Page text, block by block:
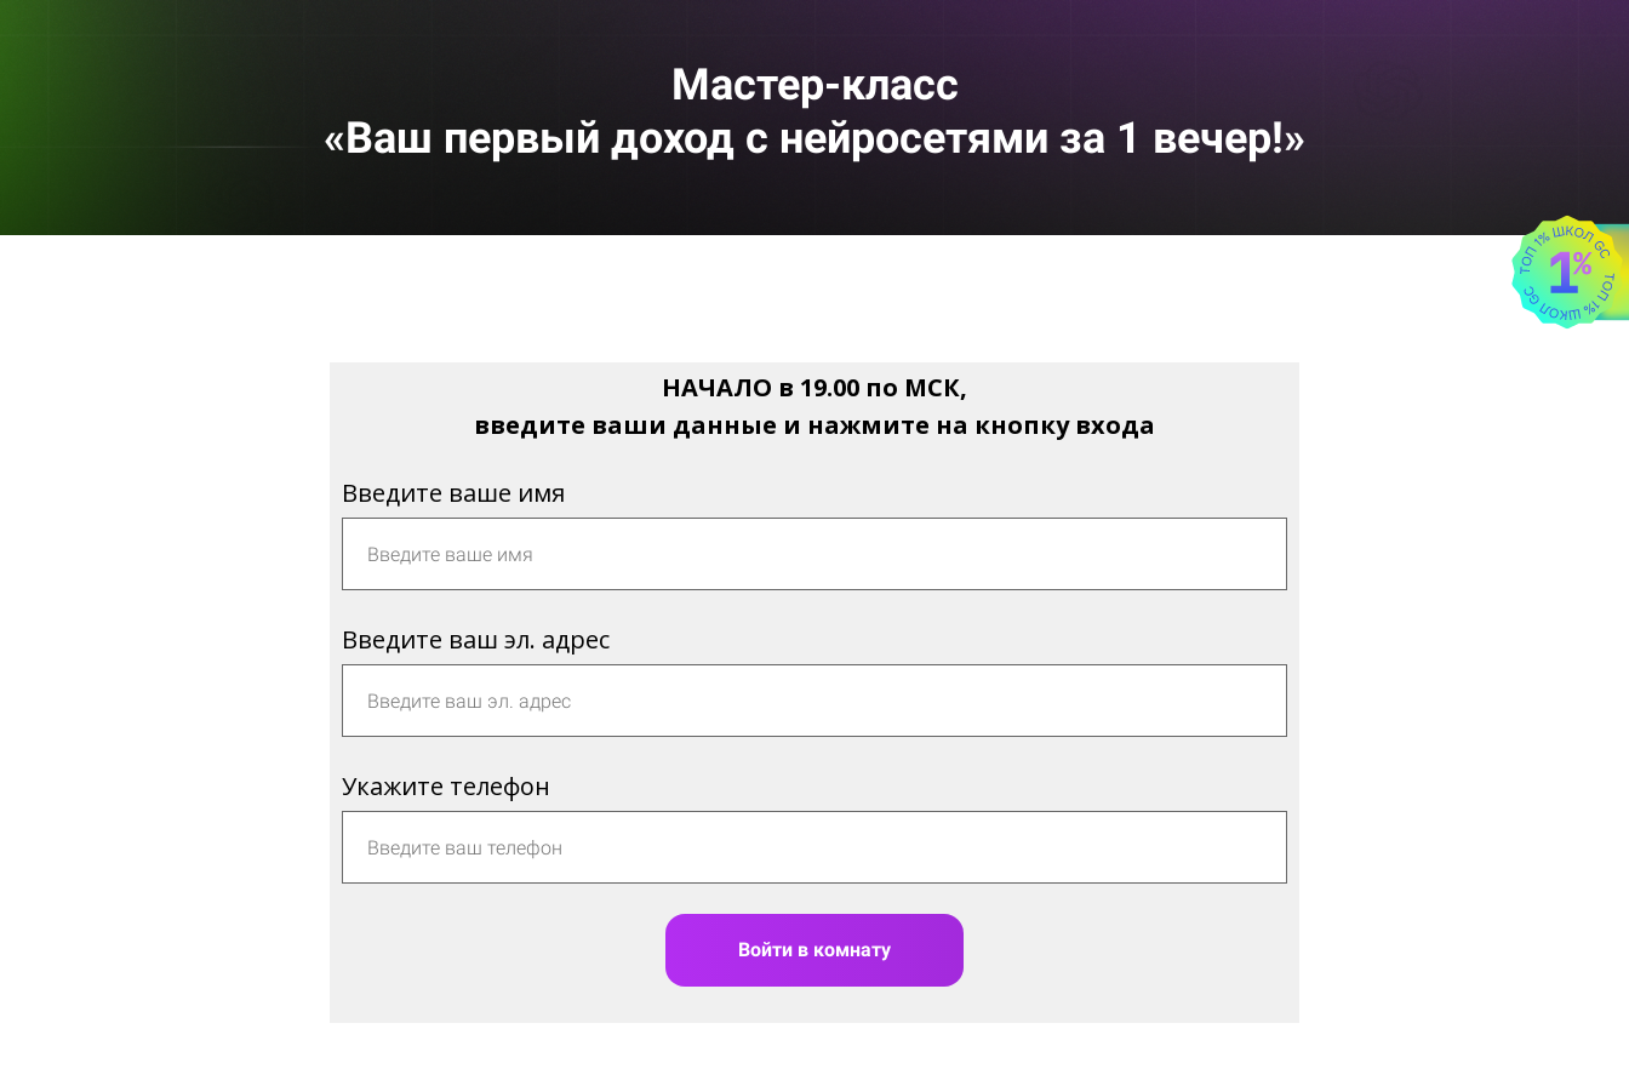
Мастер-класс
«Ваш первый дoход с нейросетями за 1 вечер!»
НАЧАЛО в 19.00 по МСК,
введите ваши данные и нажмите на кнопку входа
Введите ваше имя
Введите ваш эл. адрес
Укажите телефон
Войти в комнату